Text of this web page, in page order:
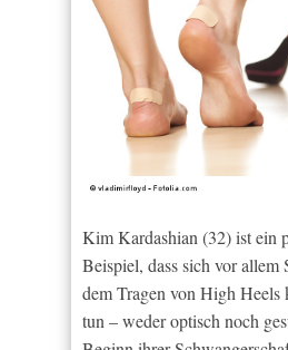
Kim Kardashian (32) ist ein
Beispiel, dass sich vor allem
dem Tragen von High Heels
tun – weder optisch noch